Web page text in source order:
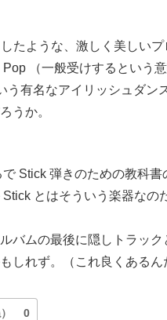
たような、激しく美しいプ
（一般受けするという
う有名なアイリッシュダ
うか。
Stick 弾きのための教科書
とはそういう楽器な
バムの最後に隠しトラッ
しれず。（これ良くある
0